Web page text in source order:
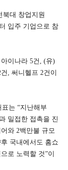
북대 창업지원
입주 기업으로 참
이나라 5건, (유)
, 써니헬프 2건이
는 “지난해부
밀접한 접촉을 진
와 2백만불 규모
국내에서도 홈쇼
로 노력할 것”이